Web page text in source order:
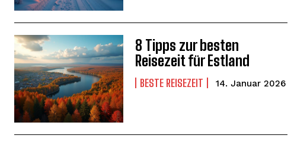
8 Tipps zur besten
Reisezeit für Estland
BESTE REISEZEIT 14. Januar 2026